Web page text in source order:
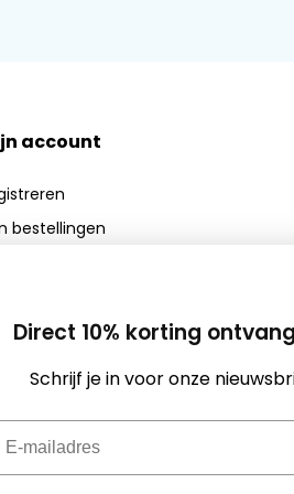
account
bestellingen
Direct 10% korting
Schrijf je in voor onze